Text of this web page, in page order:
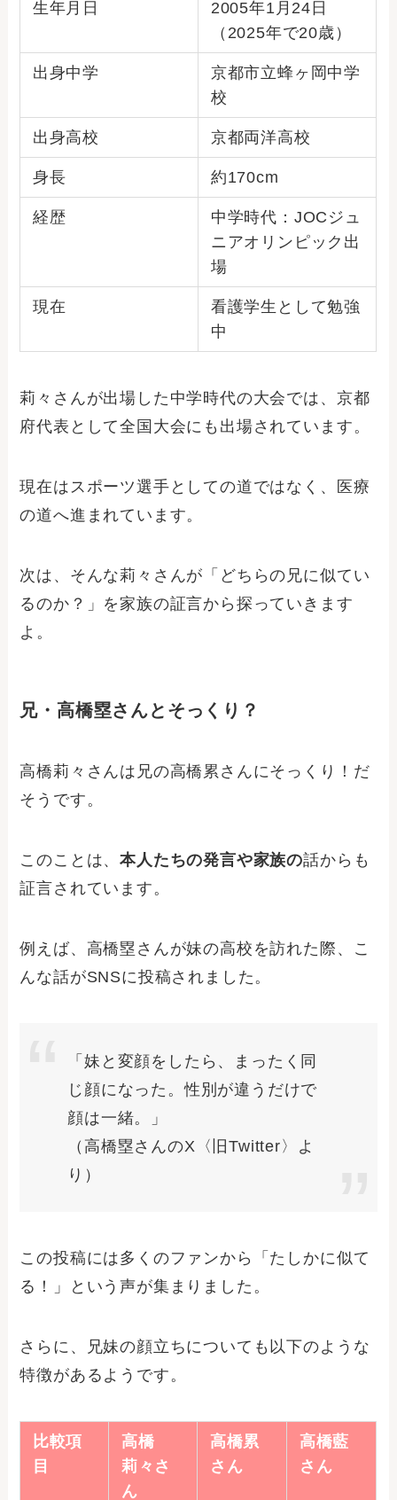
生年月日
2005年1月24日
（2025年で20歳）
出身中学
京都市立蜂ヶ岡中学
校
出身高校 京都両洋高校
身長 約170cm
経歴
中学時代：JOCジュ
ニアオリンピック出
場
現在
看護学生として勉強
中
莉々さんが出場した中学時代の大会では、京都
府代表として全国大会にも出場されています。
現在はスポーツ選手としての道ではなく、医療
の道へ進まれています。
次は、そんな莉々さんが「どちらの兄に似てい
るのか？」を家族の証言から探っていきます
よ。
兄・高橋塁さんとそっくり？
高橋莉々さんは兄の高橋累さんにそっくり！だ
そうです。
このことは、本人たちの発言や家族の話からも
証言されています。
例えば、高橋塁さんが妹の高校を訪れた際、こ
んな話がSNSに投稿されました。
「妹と変顔をしたら、まったく同
じ顔になった。性別が違うだけで
顔は一緒。」
（高橋塁さんのX〈旧Twitter〉よ
り）
この投稿には多くのファンから「たしかに似て
る！」という声が集まりました。
さらに、兄妹の顔立ちについても以下のような
特徴があるようです。
比較項
目
高橋
莉々さ
ん
高橋累
さん
高橋藍
さん